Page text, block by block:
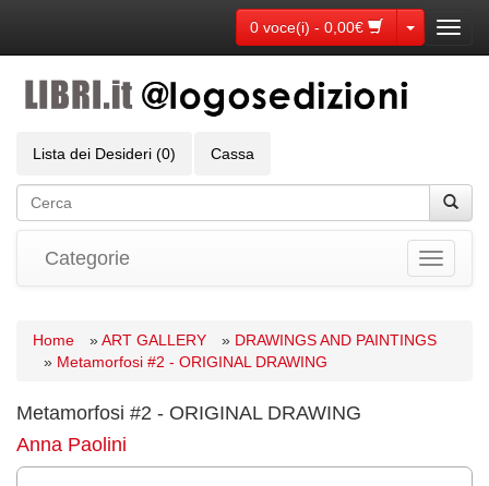
0 voce(i) - 0,00€ Toggle
Lista dei Desideri (0) Cassa
Toggle
Categorie
Home »ART GALLERY » DRAWINGS AND PAINTINGS
» Metamorfosi #2 - ORIGINAL DRAWING
Metamorfosi #2 - ORIGINAL DRAWING
Anna Paolini